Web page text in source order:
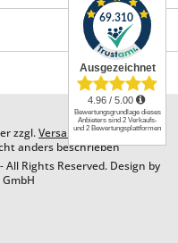
zzgl.Versandkostenund ggf.
anders beschrieben
Rights Reserved. Design by